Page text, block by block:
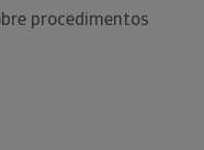
procedimentos